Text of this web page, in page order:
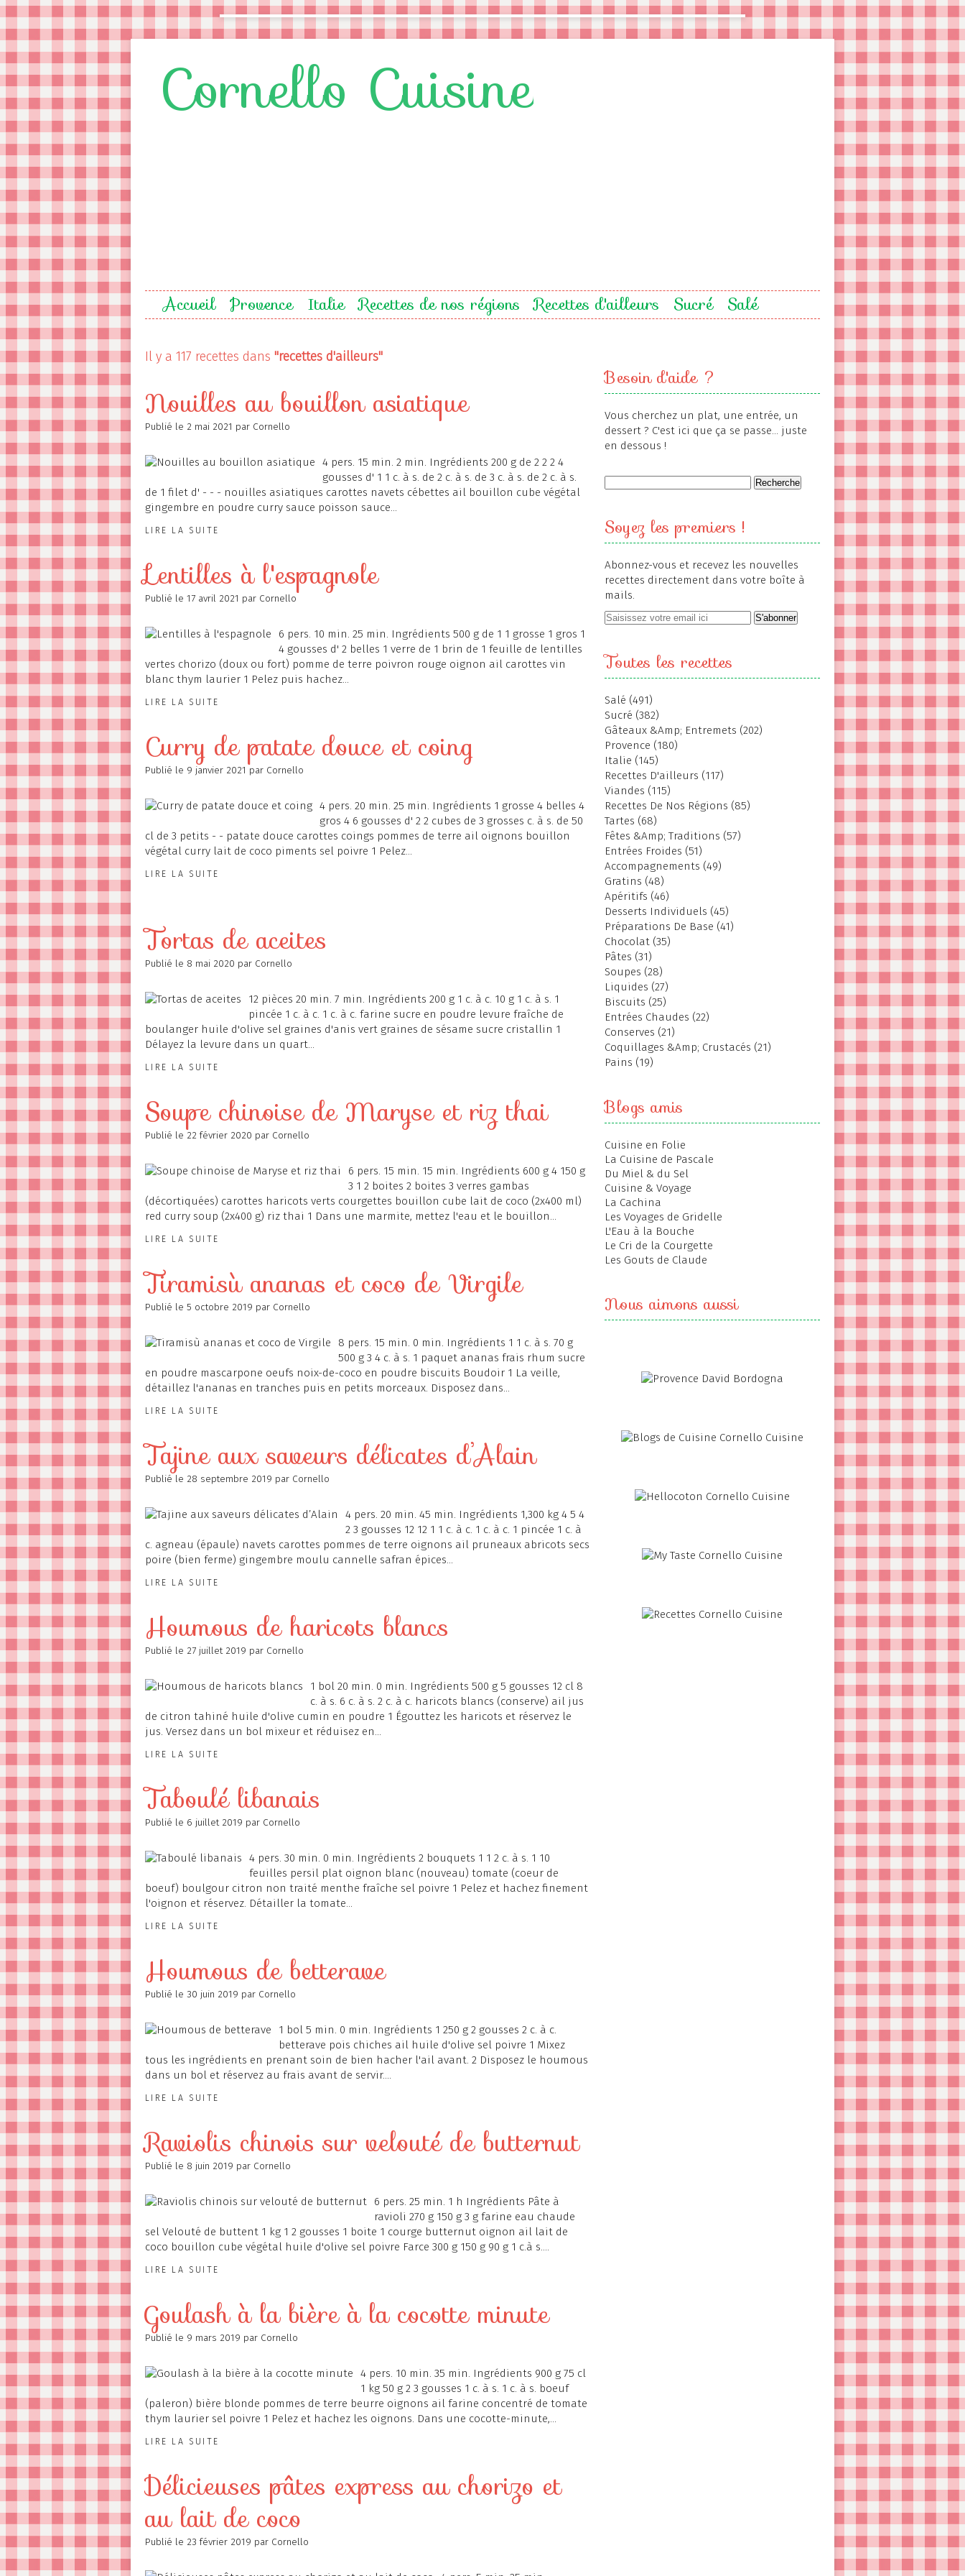
Cornello Cuisine
Accueil Provence Italie Recettes de nos régions Recettes d'ailleurs Sucré Salé
Il y a 117 recettes dans "recettes d'ailleurs"
Nouilles au bouillon asiatique
Publié le 2 mai 2021 par Cornello
4 pers. 15 min. 2 min. Ingrédients 200 g de 2 2 2 4
gousses d' 1 1 c. à s. de 2 c. à s. de 3 c. à s. de 2 c. à s.
de 1 filet d' - - - nouilles asiatiques carottes navets cébettes ail bouillon cube végétal
gingembre en poudre curry sauce poisson sauce...
LIRE LA SUITE
Lentilles à l'espagnole
Publié le 17 avril 2021 par Cornello
6 pers. 10 min. 25 min. Ingrédients 500 g de 1 1 grosse 1 gros 1
4 gousses d' 2 belles 1 verre de 1 brin de 1 feuille de lentilles
vertes chorizo (doux ou fort) pomme de terre poivron rouge oignon ail carottes vin
blanc thym laurier 1 Pelez puis hachez...
LIRE LA SUITE
Curry de patate douce et coing
Publié le 9 janvier 2021 par Cornello
4 pers. 20 min. 25 min. Ingrédients 1 grosse 4 belles 4
gros 4 6 gousses d' 2 2 cubes de 3 grosses c. à s. de 50
cl de 3 petits - - patate douce carottes coings pommes de terre ail oignons bouillon
végétal curry lait de coco piments sel poivre 1 Pelez...
LIRE LA SUITE
Tortas de aceites
Publié le 8 mai 2020 par Cornello
12 pièces 20 min. 7 min. Ingrédients 200 g 1 c. à c. 10 g 1 c. à s. 1
pincée 1 c. à c. 1 c. à c. farine sucre en poudre levure fraîche de
boulanger huile d'olive sel graines d'anis vert graines de sésame sucre cristallin 1
Délayez la levure dans un quart...
LIRE LA SUITE
Soupe chinoise de Maryse et riz thai
Publié le 22 février 2020 par Cornello
6 pers. 15 min. 15 min. Ingrédients 600 g 4 150 g
3 1 2 boites 2 boites 3 verres gambas
(décortiquées) carottes haricots verts courgettes bouillon cube lait de coco (2x400 ml)
red curry soup (2x400 g) riz thai 1 Dans une marmite, mettez l'eau et le bouillon...
LIRE LA SUITE
Tiramisù ananas et coco de Virgile
Publié le 5 octobre 2019 par Cornello
8 pers. 15 min. 0 min. Ingrédients 1 1 c. à s. 70 g
500 g 3 4 c. à s. 1 paquet ananas frais rhum sucre
en poudre mascarpone oeufs noix-de-coco en poudre biscuits Boudoir 1 La veille,
détaillez l'ananas en tranches puis en petits morceaux. Disposez dans...
LIRE LA SUITE
Tajine aux saveurs délicates d’Alain
Publié le 28 septembre 2019 par Cornello
4 pers. 20 min. 45 min. Ingrédients 1,300 kg 4 5 4
2 3 gousses 12 12 1 1 c. à c. 1 c. à c. 1 pincée 1 c. à
c. agneau (épaule) navets carottes pommes de terre oignons ail pruneaux abricots secs
poire (bien ferme) gingembre moulu cannelle safran épices...
LIRE LA SUITE
Houmous de haricots blancs
Publié le 27 juillet 2019 par Cornello
1 bol 20 min. 0 min. Ingrédients 500 g 5 gousses 12 cl 8
c. à s. 6 c. à s. 2 c. à c. haricots blancs (conserve) ail jus
de citron tahiné huile d'olive cumin en poudre 1 Égouttez les haricots et réservez le
jus. Versez dans un bol mixeur et réduisez en...
LIRE LA SUITE
Taboulé libanais
Publié le 6 juillet 2019 par Cornello
4 pers. 30 min. 0 min. Ingrédients 2 bouquets 1 1 2 c. à s. 1 10
feuilles persil plat oignon blanc (nouveau) tomate (coeur de
boeuf) boulgour citron non traité menthe fraîche sel poivre 1 Pelez et hachez finement
l'oignon et réservez. Détailler la tomate...
LIRE LA SUITE
Houmous de betterave
Publié le 30 juin 2019 par Cornello
1 bol 5 min. 0 min. Ingrédients 1 250 g 2 gousses 2 c. à c.
betterave pois chiches ail huile d'olive sel poivre 1 Mixez
tous les ingrédients en prenant soin de bien hacher l'ail avant. 2 Disposez le houmous
dans un bol et réservez au frais avant de servir....
LIRE LA SUITE
Raviolis chinois sur velouté de butternut
Publié le 8 juin 2019 par Cornello
6 pers. 25 min. 1 h Ingrédients Pâte à
ravioli 270 g 150 g 3 g farine eau chaude
sel Velouté de buttent 1 kg 1 2 gousses 1 boite 1 courge butternut oignon ail lait de
coco bouillon cube végétal huile d'olive sel poivre Farce 300 g 150 g 90 g 1 c.à s....
LIRE LA SUITE
Goulash à la bière à la cocotte minute
Publié le 9 mars 2019 par Cornello
4 pers. 10 min. 35 min. Ingrédients 900 g 75 cl
1 kg 50 g 2 3 gousses 1 c. à s. 1 c. à s. boeuf
(paleron) bière blonde pommes de terre beurre oignons ail farine concentré de tomate
thym laurier sel poivre 1 Pelez et hachez les oignons. Dans une cocotte-minute,...
LIRE LA SUITE
Délicieuses pâtes express au chorizo et
au lait de coco
Publié le 23 février 2019 par Cornello
Besoin d'aide ?
Vous cherchez un plat, une entrée, un
dessert ? C'est ici que ça se passe... juste
en dessous !
Soyez les premiers !
Abonnez-vous et recevez les nouvelles
recettes directement dans votre boîte à
mails.
Toutes les recettes
Salé (491)
Sucré (382)
Gâteaux &Amp; Entremets (202)
Provence (180)
Italie (145)
Recettes D'ailleurs (117)
Viandes (115)
Recettes De Nos Régions (85)
Tartes (68)
Fêtes &Amp; Traditions (57)
Entrées Froides (51)
Accompagnements (49)
Gratins (48)
Apéritifs (46)
Desserts Individuels (45)
Préparations De Base (41)
Chocolat (35)
Pâtes (31)
Soupes (28)
Liquides (27)
Biscuits (25)
Entrées Chaudes (22)
Conserves (21)
Coquillages &Amp; Crustacés (21)
Pains (19)
Blogs amis
Cuisine en Folie
La Cuisine de Pascale
Du Miel & du Sel
Cuisine & Voyage
La Cachina
Les Voyages de Gridelle
L'Eau à la Bouche
Le Cri de la Courgette
Les Gouts de Claude
Nous aimons aussi